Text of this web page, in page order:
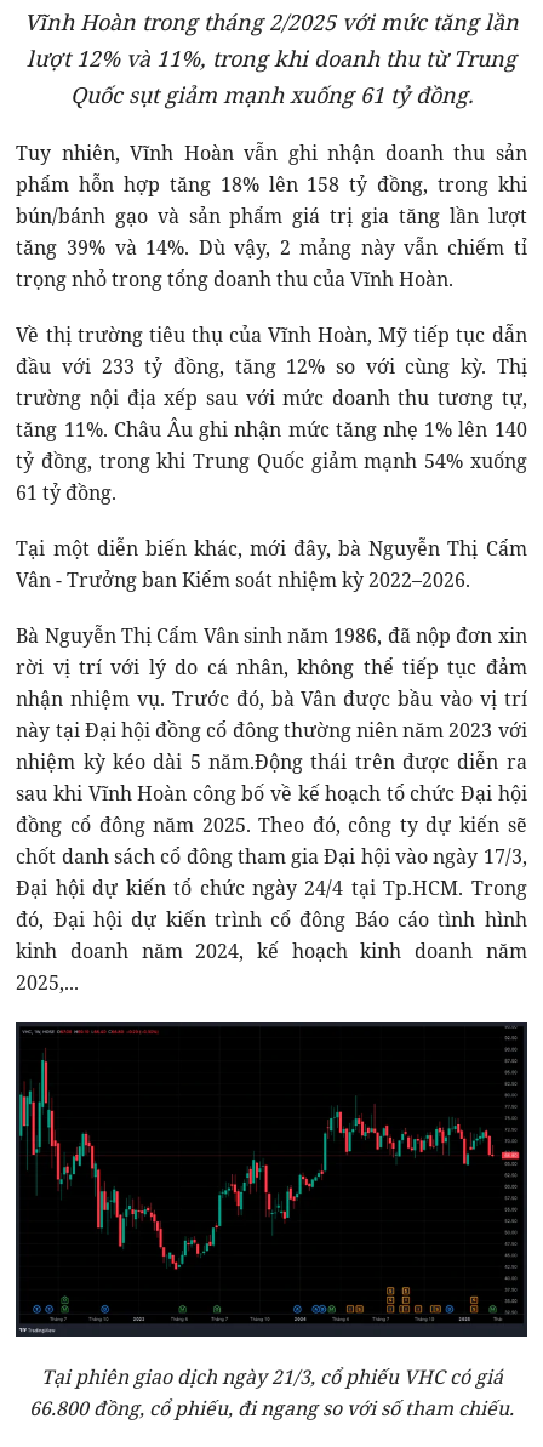
Vĩnh Hoàn trong tháng 2/2025 với mức tăng lần
lượt 12% và 11%, trong khi doanh thu từ Trung
Quốc sụt giảm mạnh xuống 61 tỷ đồng.
Tuy nhiên, Vĩnh Hoàn vẫn ghi nhận doanh thu sản
phẩm hỗn hợp tăng 18% lên 158 tỷ đồng, trong khi
bún/bánh gạo và sản phẩm giá trị gia tăng lần lượt
tăng 39% và 14%. Dù vậy, 2 mảng này vẫn chiếm tỉ
trọng nhỏ trong tổng doanh thu của Vĩnh Hoàn.
Về thị trường tiêu thụ của Vĩnh Hoàn, Mỹ tiếp tục dẫn
đầu với 233 tỷ đồng, tăng 12% so với cùng kỳ. Thị
trường nội địa xếp sau với mức doanh thu tương tự,
tăng 11%. Châu Âu ghi nhận mức tăng nhẹ 1% lên 140
tỷ đồng, trong khi Trung Quốc giảm mạnh 54% xuống
61 tỷ đồng.
Tại một diễn biến khác, mới đây, bà Nguyễn Thị Cẩm
Vân - Trưởng ban Kiểm soát nhiệm kỳ 2022–2026.
Bà Nguyễn Thị Cẩm Vân sinh năm 1986, đã nộp đơn xin
rời vị trí với lý do cá nhân, không thể tiếp tục đảm
nhận nhiệm vụ. Trước đó, bà Vân được bầu vào vị trí
này tại Đại hội đồng cổ đông thường niên năm 2023 với
nhiệm kỳ kéo dài 5 năm.Động thái trên được diễn ra
sau khi Vĩnh Hoàn công bố về kế hoạch tổ chức Đại hội
đồng cổ đông năm 2025. Theo đó, công ty dự kiến sẽ
chốt danh sách cổ đông tham gia Đại hội vào ngày 17/3,
Đại hội dự kiến tổ chức ngày 24/4 tại Tp.HCM. Trong
đó, Đại hội dự kiến trình cổ đông Báo cáo tình hình
kinh doanh năm 2024, kế hoạch kinh doanh năm
2025,...
Tại phiên giao dịch ngày 21/3, cổ phiếu VHC có giá
66.800 đồng, cổ phiếu, đi ngang so với số tham chiếu.